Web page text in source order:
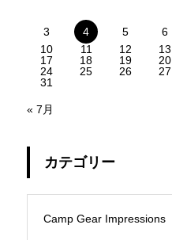
3
4 5 6
10
11 12 13
17
18 19 20
24
25 26 27
31
« 7月
カテゴリー
Camp Gear Impressions